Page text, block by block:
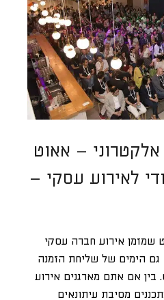
אלקטרוני – אאוט
לאירוע עסקי –
שמזמן אירוע חברה עסקי
גם הימים של שליחת הזמנה
בין אם אתם מארגנים אירוע
מסיבת עיתונאים